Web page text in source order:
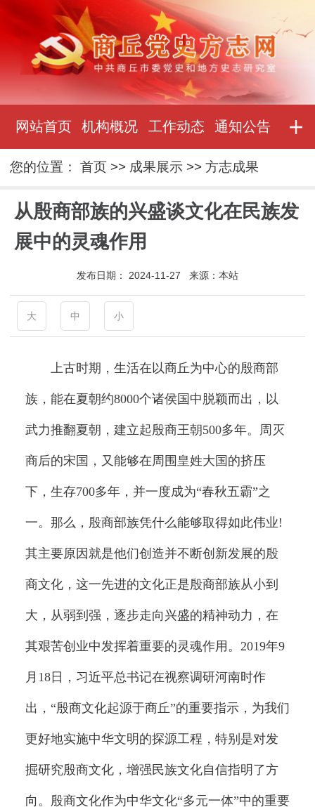
网站首页 机构概况 工作动态 通知公告
您的位置：首页 >> 成果展示 >>方志成果
从殷商部族的兴盛谈文化在民族发
展中的灵魂作用
发布日期： 2024-11-27 来源：本站
大 中 小
上古时期，生活在以商丘为中心的殷商部
族，能在夏朝约8000个诸侯国中脱颖而出，以
武力推翻夏朝，建立起殷商王朝500多年。周灭
商后的宋国，又能够在周围皇姓大国的挤压
下，生存700多年，并一度成为“春秋五霸”之
一。那么，殷商部族凭什么能够取得如此伟业!
其主要原因就是他们创造并不断创新发展的殷
商文化，这一先进的文化正是殷商部族从小到
大，从弱到强，逐步走向兴盛的精神动力，在
其艰苦创业中发挥着重要的灵魂作用。2019年9
月18日，习近平总书记在视察调研河南时作
出，“殷商文化起源于商丘”的重要指示，为我们
更好地实施中华文明的探源工程，特别是对发
掘研究殷商文化，增强民族文化自信指明了方
向。殷商文化作为中华文化“多元一体”中的重要